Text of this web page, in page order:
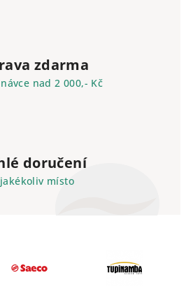
zdarma
nad 2 000,- Kč
doručení
místo